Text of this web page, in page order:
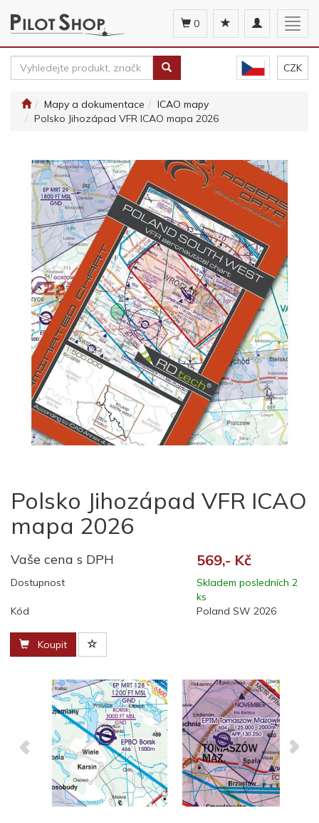
Toggle
navigation
0
CZK
Mapy a dokumentace
ICAO mapy
Polsko Jihozápad VFR ICAO mapa 2026
Polsko Jihozápad VFR ICAO
mapa 2026
Vaše cena s DPH 569,- Kč
Dostupnost
Skladem posledních 2
ks
Kód
Poland SW 2026
Koupit